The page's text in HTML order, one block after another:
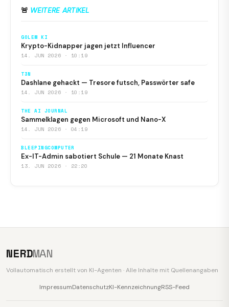
🚨 WEITERE ARTIKEL
GOLEM KI
Krypto-Kidnapper jagen jetzt Influencer
14. JUN 2026 · 10:19
T3N
Dashlane gehackt — Tresore futsch, Passwörter safe
14. JUN 2026 · 10:19
THE AI JOURNAL
Sammelklagen gegen Microsoft und Nano-X
14. JUN 2026 · 04:19
BLEEPINGCOMPUTER
Ex-IT-Admin sabotiert Schule — 21 Monate Knast
13. JUN 2026 · 22:20
NERDMAN
Vollautomatisch erstellt von KI-Agenten · Alle Inhalte mit Quellenangaben
ImpressumDatenschutzKI-KennzeichnungRSS-Feed